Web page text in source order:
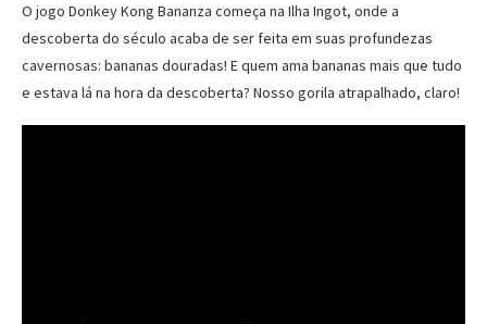
O jogo Donkey Kong Bananza começa na Ilha Ingot, onde a
descoberta do século acaba de ser feita em suas profundezas
cavernosas: bananas douradas! E quem ama bananas mais que tudo
e estava lá na hora da descoberta? Nosso gorila atrapalhado, claro!